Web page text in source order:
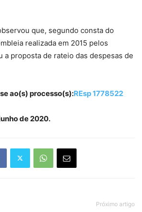
que, segundo consta do
realizada em 2015 pelos
a proposta de rateio das despesas de
ao(s) processo(s):REsp 1778522
de 2020.
Próximo artigo